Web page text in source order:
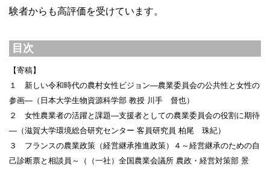
験者からも高評価を受けています。
目次
【寄稿】
１ 新しい令和時代の農村女性ビジョン―農業委員会の公共性と女性の
参画―（日本大学生物資源科学部 教授 川手 督也）
２ 女性農業者の活躍と課題―支援者としての農業委員会の役割に期待
―（滋賀大学環境総合研究センター 客員研究員 柏尾 珠紀）
３ フランスの農業政策（経営継承推進政策）４～経営継承のための自
己診断票と相談員～（（一社）全国農業会議所 農政・経営対策部 景